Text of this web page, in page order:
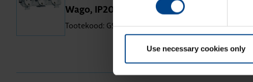
Use necessary cookies only
Wago, IP20, RAL9016
Tootekood: GS30019016